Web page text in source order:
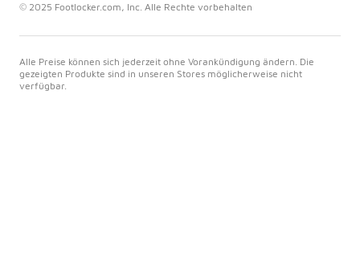
© 2025 Footlocker.com, Inc. Alle Rechte vorbehalten
Alle Preise können sich jederzeit ohne Vorankündigung ändern. Die
gezeigten Produkte sind in unseren Stores möglicherweise nicht
verfügbar.